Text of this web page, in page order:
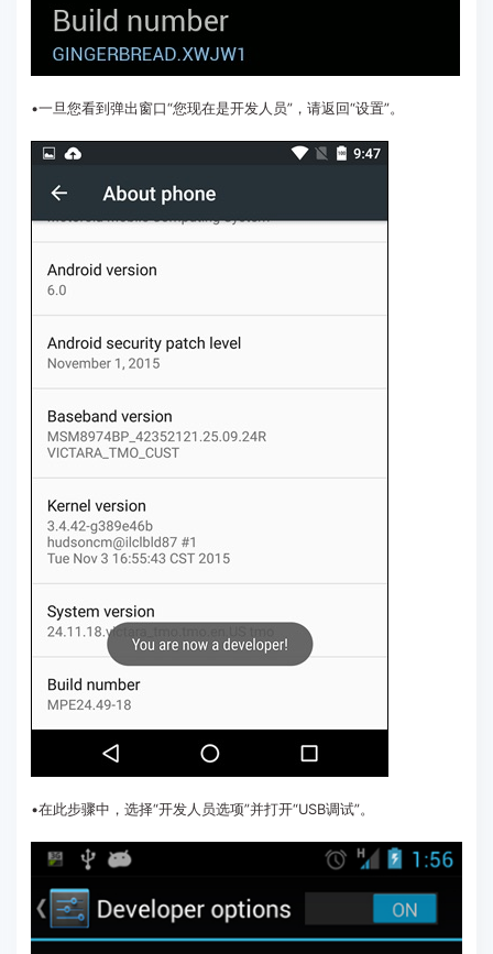
•一旦您看到弹出窗口“您现在是开发人员”，请返回“设置”。
•在此步骤中，选择“开发人员选项”并打开“USB调试”。